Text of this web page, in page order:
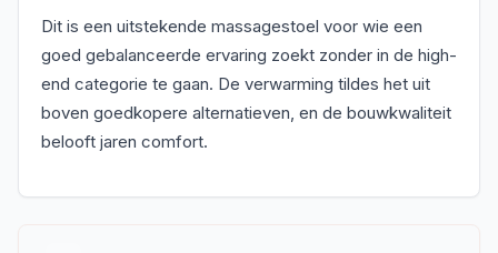
Dit is een uitstekende massagestoel voor wie een
goed gebalanceerde ervaring zoekt zonder in de high-
end categorie te gaan. De verwarming tildes het uit
boven goedkopere alternatieven, en de bouwkwaliteit
belooft jaren comfort.